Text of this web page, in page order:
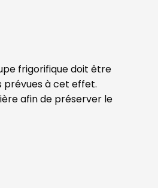
frigorifique doit être
prévues à cet effet.
afin de préserver le